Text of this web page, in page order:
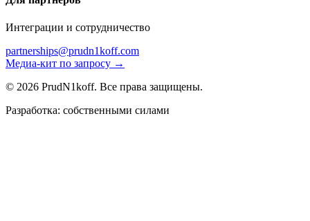
Интеграции и сотрудничество
partnerships@prudn1koff.com
Медиа-кит по запросу →
© 2026 PrudN1koff. Все права защищены.
Разработка: собственными силами